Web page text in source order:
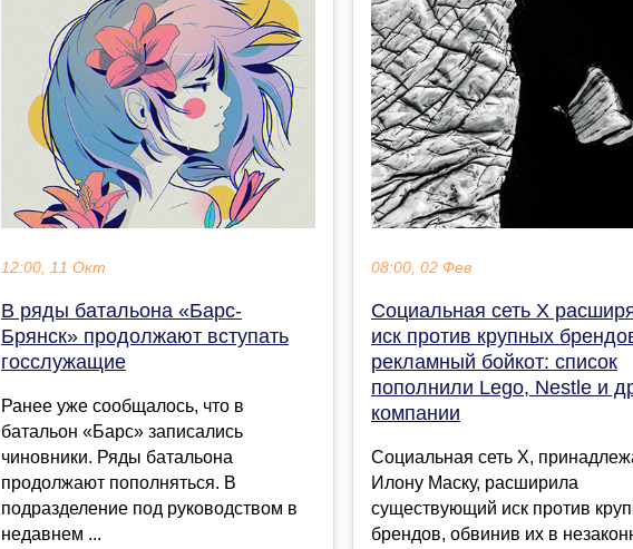
12:00, 11 Окт
В ряды батальона «Барс-
Брянск» продолжают вступать
госслужащие
Ранее уже сообщалось, что в
батальон «Барс» записались
чиновники. Ряды батальона
продолжают пополняться. В
подразделение под руководством в
недавнем ...
08:00, 02 Фев
Социальная сеть X
иск против крупных
рекламный бойкот: список
пополнили Lego, Nestle и
компании
Социальная сеть X,
Илону Маску, расширила
существующий иск против
брендов, обвинив их в